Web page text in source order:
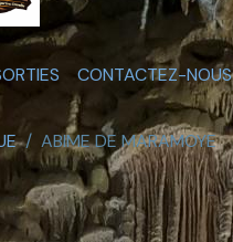
CONTACTEZ-NOUS
ABIME DE MARAMOYE